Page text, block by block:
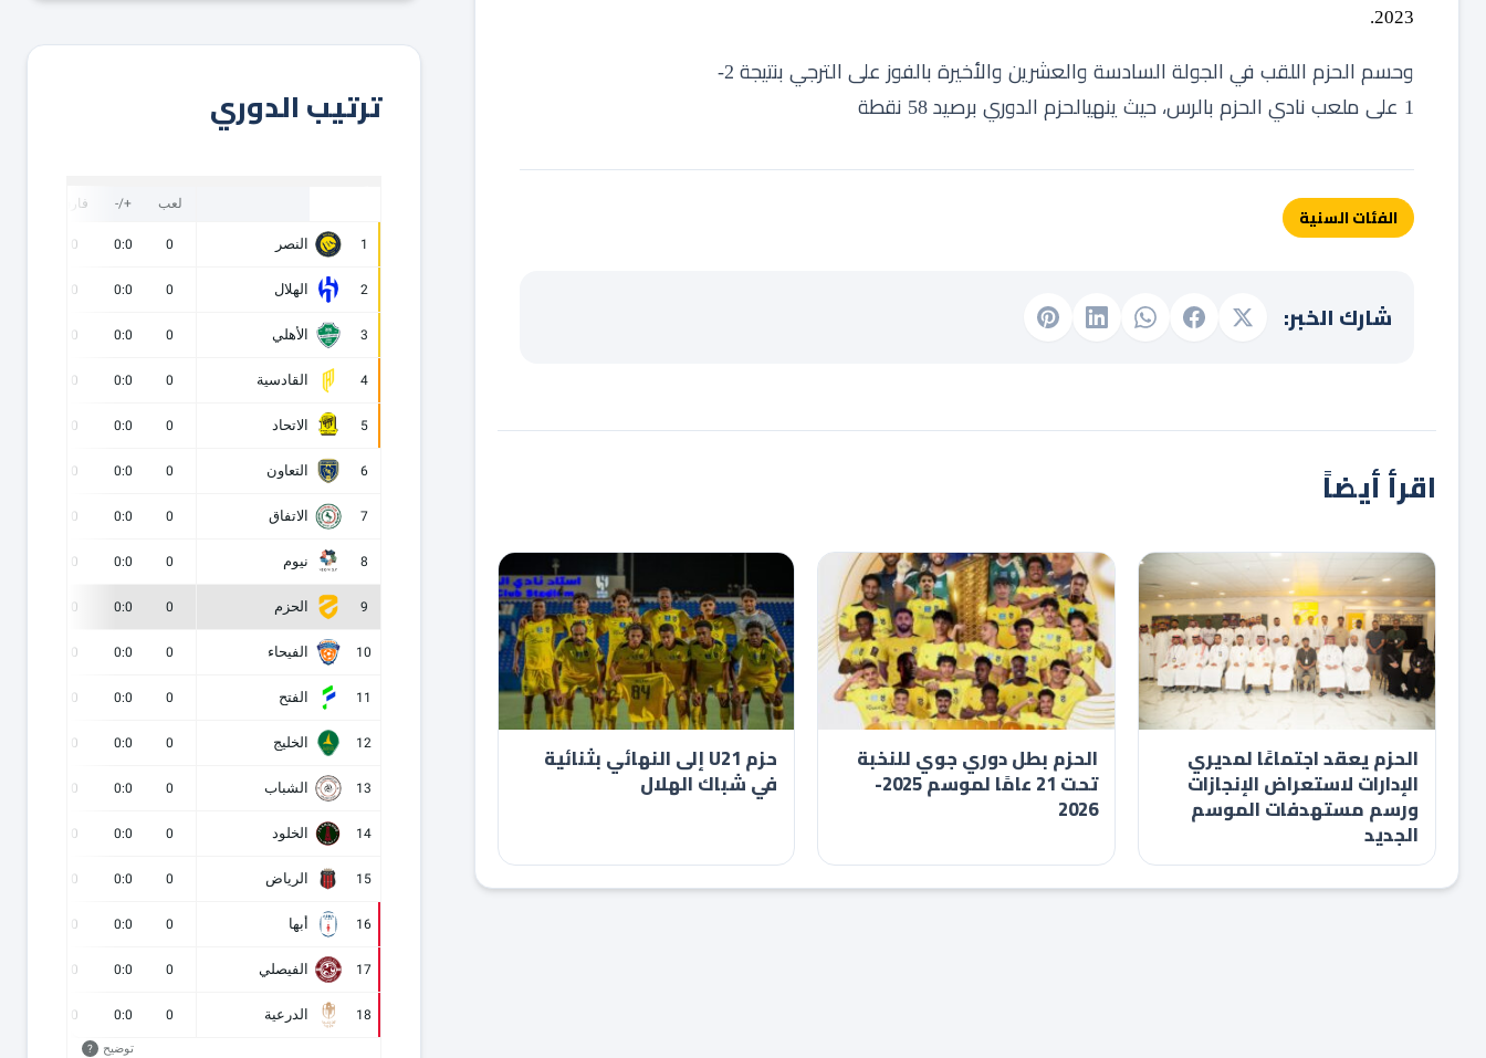
2023.
وحسمالحزماللقبفيالجولةالسادسةوالعشرينوالأخيرةبالفوز علىالترجيبنتيجة
2-
1 علىملعبناديالحزمبالرس،حيثينهيالحزمالدوريبرصيد نقطة
الفئات السنية
شارك الخبر:
اقرأ أيضاً
الحزم يعقد اجتماعًا لمديري
الإدارات لاستعراض الإنجازات
ورسم مستهدفات الموسم
الجديد
الحزم بطل دوري جوي للنخبة
تحت 21 عامًا لموسم 2025-
2026
حزم U21 إلى النهائي بثنائية
في شباك الهلال
ترتيب الدوري
لعب +/- فارق
1 النصر 0
0:0
0
2 الهلال 0
0:0
0
3 الأهلي 0
0:0
0
4 القادسية 0
0:0
0
5 الاتحاد 0
0:0
0
6 التعاون 0
0:0
0
7 الاتفاق 0
0:0
0
8 نيوم 0
0:0
0
9 الحزم 0
0:0
0
10 الفيحاء 0
0:0
0
11 الفتح 0
0:0
0
12 الخليج 0
0:0
0
13 الشباب 0
0:0
0
14 الخلود 0
0:0
0
15 الرياض 0
0:0
0
16 أبها 0
0:0
0
17 الفيصلي 0
0:0
0
18 الدرعية 0
0:0
0
توضيح ?